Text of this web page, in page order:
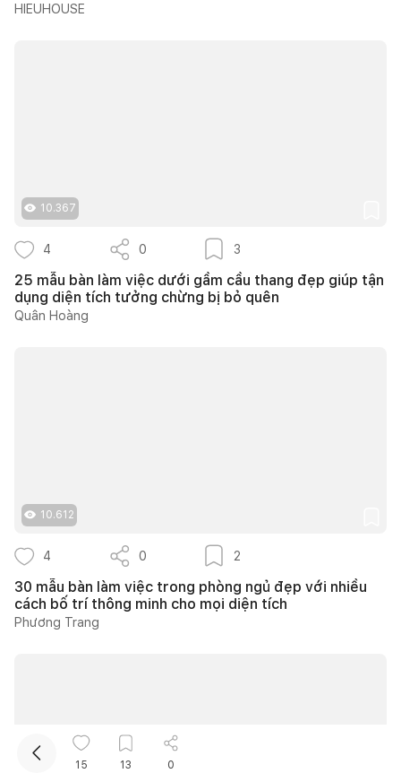
HIEUHOUSE
10.367
4 0 3
25 mẫu bàn làm việc dưới gầm cầu thang đẹp giúp tận
dụng diện tích tưởng chừng bị bỏ quên
Quân Hoàng
10.612
4 0 2
30 mẫu bàn làm việc trong phòng ngủ đẹp với nhiều
cách bố trí thông minh cho mọi diện tích
Phương Trang
15 13 0
Kết nối thiết kế, thi công
Mua sắm hoàn thiện nhà